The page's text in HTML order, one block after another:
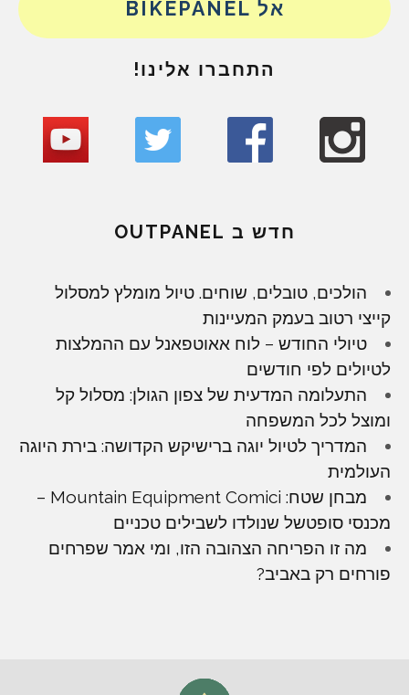
אל BIKEPANEL
התחברו אלינו!
חדש ב OUTPANEL
הולכים, טובלים, שוחים. טיול מומלץ למסלול
קייצי רטוב בעמק המעיינות
טיולי החודש – לוח אאוטפאנל עם ההמלצות
לטיולים לפי חודשים
התעלומה המדעית של צפון הגולן: מסלול קל
ומוצל לכל המשפחה
המדריך לטיול יוגה ברישיקש הקדושה: בירת היוגה
העולמית
מבחן שטח: Mountain Equipment Comici –
מכנסי סופטשל שנולדו לשבילים טכניים
מה זו הפריחה הצהובה הזו, ומי אמר שפרחים
פורחים רק באביב?